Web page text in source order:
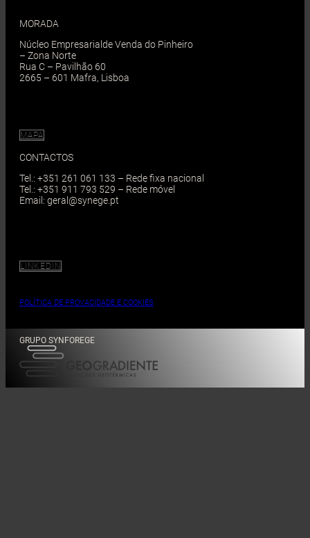
MORADA
Núcleo Empresarialde Venda do Pinheiro
– Zona Norte
Rua C – Pavilhão 60
2665 – 601 Mafra, Lisboa
MAPA
CONTACTOS
Tel.: +351 261 061 133 – Rede fixa nacional
Tel.: +351 911 793 529 – Rede móvel
Email: geral@synege.pt
LINKEDIN
POLÍTICA DE PROVACIDADE E COOKIES
GRUPO SYNFOREGE